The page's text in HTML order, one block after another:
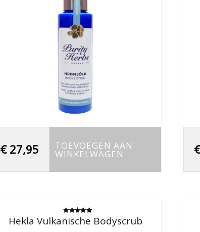
€27,95 TOEVOEGEN AAN
WINKELWAGEN €
Gewaardeerd
5.00
Hekla Vulkanische Bodyscrub